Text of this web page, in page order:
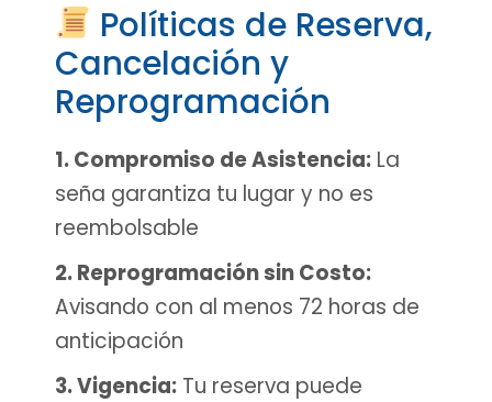
Políticas de Reserva,
Cancelación y
Reprogramación
1. Compromiso de Asistencia: La
seña garantiza tu lugar y no es
reembolsable
2. Reprogramación sin Costo:
Avisando con al menos 72 horas de
anticipación
3. Vigencia: Tu reserva puede